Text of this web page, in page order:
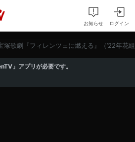
お知らせ ログイン
塚歌劇『フィレンツェに燃える』（’22年花
」アプリが必要です。